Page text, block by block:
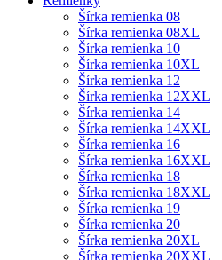
Šírka remienka 08
Šírka remienka 08XL
Šírka remienka 10
Šírka remienka 10XL
Šírka remienka 12
Šírka remienka 12XXL
Šírka remienka 14
Šírka remienka 14XXL
Šírka remienka 16
Šírka remienka 16XXL
Šírka remienka 18
Šírka remienka 18XXL
Šírka remienka 19
Šírka remienka 20
Šírka remienka 20XL
Šírka remienka 20XXL